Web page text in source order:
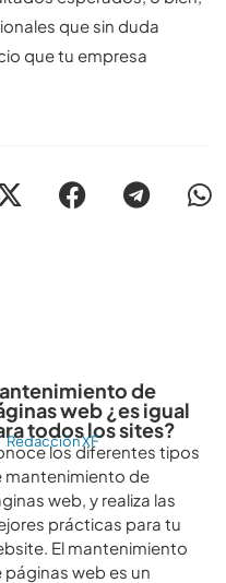
que sin duda
que tu empresa
de
web ¿es igual
todos los sites?
Redacción XF
los diferentes tipos
mantenimiento de
web, y realiza las
prácticas para tu
El mantenimiento
páginas web es un